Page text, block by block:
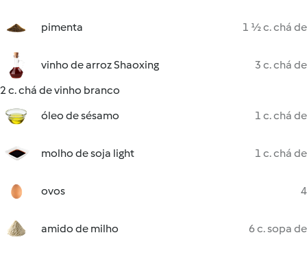
pimenta 1 ½ c. chá de
vinho de arroz Shaoxing
3 c. chá de
2 c. chá de vinho branco
óleo de sésamo
1 c. chá de
molho de soja light 1 c. chá de
ovos 4
amido de milho 6 c. sopa de